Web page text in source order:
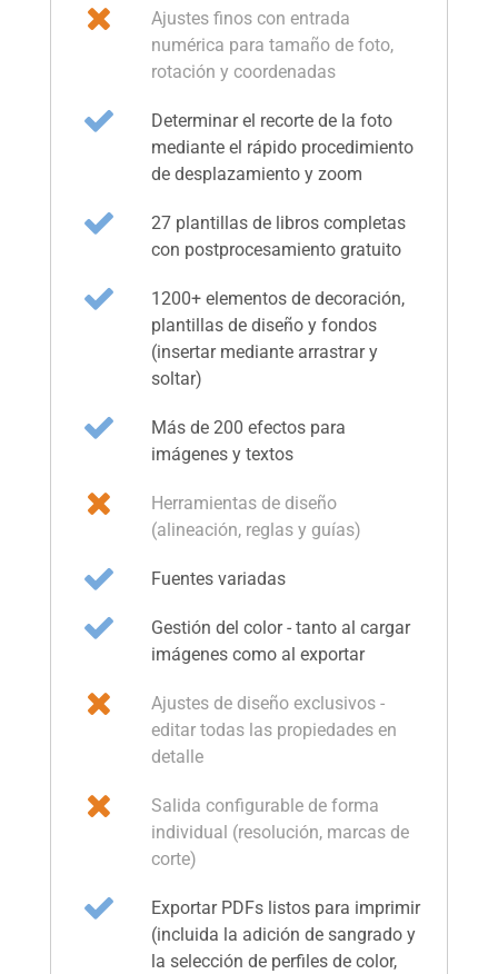
Ajustes finos con entrada
numérica para tamaño de foto,
rotación y coordenadas
Determinar el recorte de la foto
mediante el rápido procedimiento
de desplazamiento y zoom
27 plantillas de libros completas
con postprocesamiento gratuito
1200+ elementos de decoración,
plantillas de diseño y fondos
(insertar mediante arrastrar y
soltar)
Más de 200 efectos para
imágenes y textos
Herramientas de diseño
(alineación, reglas y guías)
Fuentes variadas
Gestión del color - tanto al cargar
imágenes como al exportar
Ajustes de diseño exclusivos -
editar todas las propiedades en
detalle
Salida configurable de forma
individual (resolución, marcas de
corte)
Exportar PDFs listos para imprimir
(incluida la adición de sangrado y
la selección de perfiles de color,